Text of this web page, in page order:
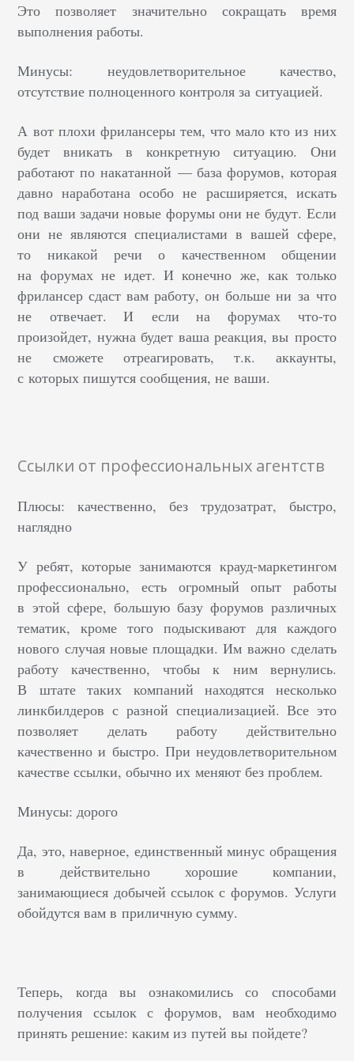
Это позволяет значительно сокращать время
выполнения работы.
Минусы: неудовлетворительное качество,
отсутствие полноценного контроля за ситуацией.
А вот плохи фрилансеры тем, что мало кто из них
будет вникать в конкретную ситуацию. Они
работают по накатанной — база форумов, которая
давно наработана особо не расширяется, искать
под ваши задачи новые форумы они не будут. Если
они не являются специалистами в вашей сфере,
то никакой речи о качественном общении
на форумах не идет. И конечно же, как только
фрилансер сдаст вам работу, он больше ни за что
не отвечает. И если на форумах что-то
произойдет, нужна будет ваша реакция, вы просто
не сможете отреагировать, т.к. аккаунты,
с которых пишутся сообщения, не ваши.
Ссылки от профессиональных агентств
Плюсы: качественно, без трудозатрат, быстро,
наглядно
У ребят, которые занимаются крауд-маркетингом
профессионально, есть огромный опыт работы
в этой сфере, большую базу форумов различных
тематик, кроме того подыскивают для каждого
нового случая новые площадки. Им важно сделать
работу качественно, чтобы к ним вернулись.
В штате таких компаний находятся несколько
линкбилдеров с разной специализацией. Все это
позволяет делать работу действительно
качественно и быстро. При неудовлетворительном
качестве ссылки, обычно их меняют без проблем.
Минусы: дорого
Да, это, наверное, единственный минус обращения
в действительно хорошие компании,
занимающиеся добычей ссылок с форумов. Услуги
обойдутся вам в приличную сумму.
Теперь, когда вы ознакомились со способами
получения ссылок с форумов, вам необходимо
принять решение: каким из путей вы пойдете?